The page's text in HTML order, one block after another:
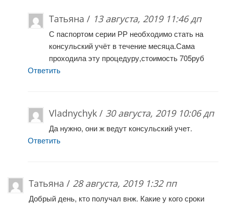
Татьяна / 13 августа, 2019 11:46 дп
С паспортом серии РР необходимо стать на
консульский учёт в течение месяца.Сама
проходила эту процедуру,стоимость 705руб
Ответить
Vladnychyk / 30 августа, 2019 10:06 дп
Да нужно, они ж ведут консульский учет.
Ответить
Татьяна / 28 августа, 2019 1:32 пп
Добрый день, кто получал внж. Какие у кого сроки